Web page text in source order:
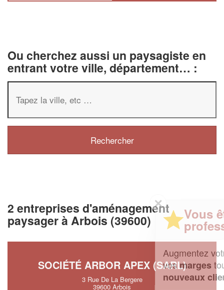
Ou cherchez aussi un paysagiste en
entrant votre ville, département… :
2 entreprises d'aménagement
paysager à Arbois (39600)
SOCIÉTÉ ARBOR APEX (SARL)
3 Rue De La Bergere
39600 Arbois
✕
Vous êtes un
professionnel ?
chiffre d'affaireset
vosmargestout en gagnant de
nouveaux clients!